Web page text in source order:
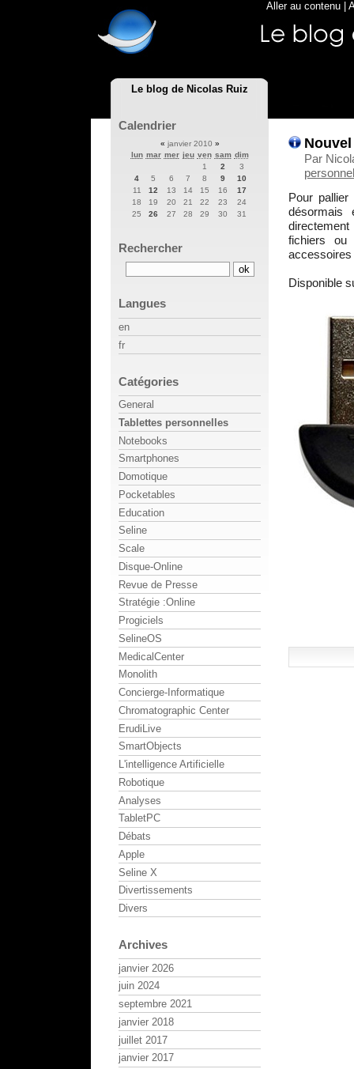
Le blog de Nicolas Ruiz
Aller au contenu
Par
Pour
fichiers ou
accessoires
Disponible
Calendrier
« janvier 2010 »
lun mar mer jeu ven sam dim
1
2
3
4
5 6 7 8 9
10
11
12 13 14 15 16
17
18
19 20 21 22 23
24
25
26 27 28 29 30 31
Rechercher
Langues
en
fr
Catégories
General
Tablettes personnelles
Notebooks
Smartphones
Domotique
Pocketables
Education
Seline
Scale
Disque-Online
Revue de Presse
Stratégie :Online
Progiciels
SelineOS
MedicalCenter
Monolith
Concierge-Informatique
Chromatographic Center
ErudiLive
SmartObjects
L'intelligence Artificielle
Robotique
Analyses
TabletPC
Débats
Apple
Seline X
Divertissements
Divers
Archives
janvier 2026
juin 2024
septembre 2021
janvier 2018
juillet 2017
janvier 2017